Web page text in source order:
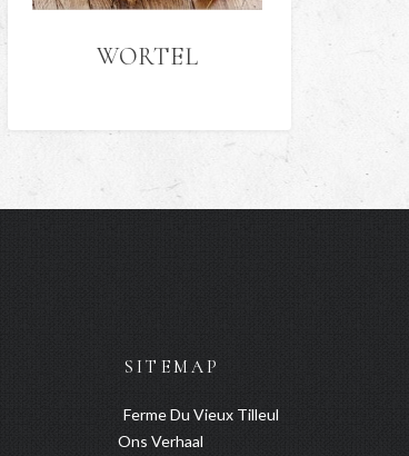
WORTEL
SITEMAP
Ferme Du Vieux Tilleul
Ons Verhaal